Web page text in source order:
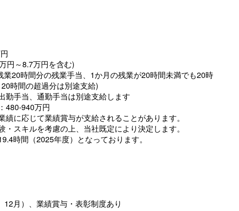
円
円～8.7万円を含む)
業20時間分の残業手当、1か月の残業が20時間未満でも20時
時間の超過分は別途支給)
勤手当、通勤手当は別途支給します
480-940万円
績に応じて業績賞与が支給されることがあります。
・スキルを考慮の上、当社既定により決定します。
時間（2025年度）となっております。
12月）、業績賞与・表彰制度あり